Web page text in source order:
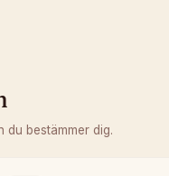
du bestämmer dig.